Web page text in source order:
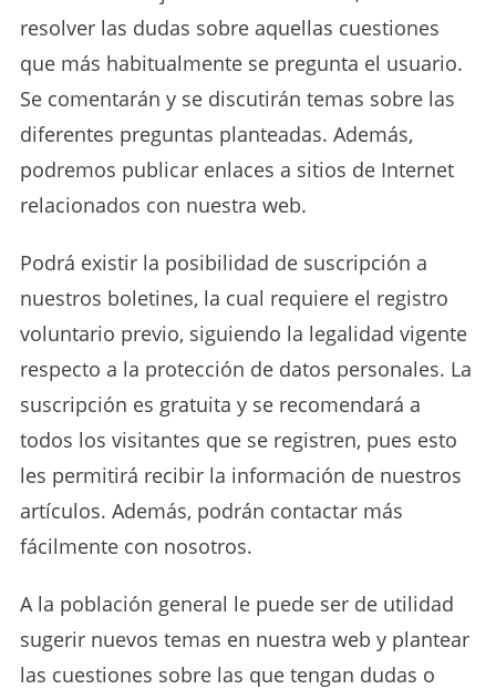
resolver las dudas sobre aquellas cuestiones
que más habitualmente se pregunta el usuario.
Se comentarán y se discutirán temas sobre las
diferentes preguntas planteadas. Además,
podremos publicar enlaces a sitios de Internet
relacionados con nuestra web.
Podrá existir la posibilidad de suscripción a
nuestros boletines, la cual requiere el registro
voluntario previo, siguiendo la legalidad vigente
respecto a la protección de datos personales. La
suscripción es gratuita y se recomendará a
todos los visitantes que se registren, pues esto
les permitirá recibir la información de nuestros
artículos. Además, podrán contactar más
fácilmente con nosotros.
A la población general le puede ser de utilidad
sugerir nuevos temas en nuestra web y plantear
las cuestiones sobre las que tengan dudas o